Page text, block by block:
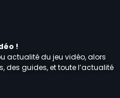
!
actualité du jeu vidéo, alors
des guides, et toute l’actualité